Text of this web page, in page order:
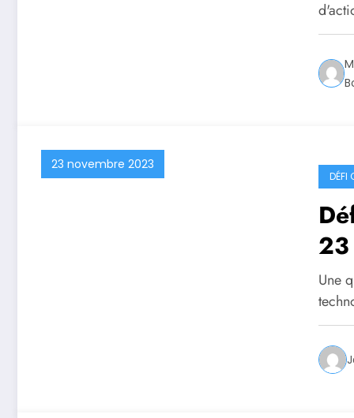
23 novembre 2023
DÉFI
Une